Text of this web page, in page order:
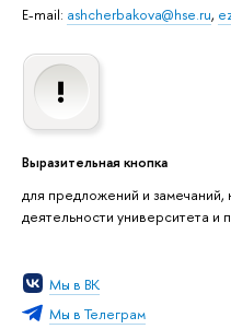
E-mail: ashcherbakova@hse.ru,
Выразительная кнопка
для предложений и замечаний,
деятельности университета и
Мы в ВК
Мы в Телеграм